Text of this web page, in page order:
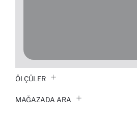
ÖLÇÜLER
MAĞAZADA ARA